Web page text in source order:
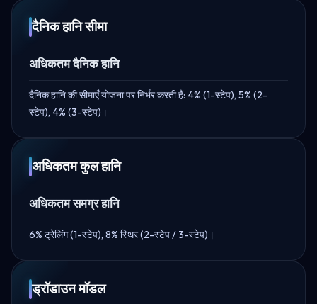
दैनिक हानि सीमा
अधिकतम दैनिक हानि
दैनिक हानि की सीमाएँ योजना पर निर्भर करती हैं: 4% (1-स्टेप), 5% (2-
स्टेप), 4% (3-स्टेप)।
अधिकतम कुल हानि
अधिकतम समग्र हानि
6% ट्रेलिंग (1-स्टेप), 8% स्थिर (2-स्टेप / 3-स्टेप)।
ड्रॉडाउन मॉडल